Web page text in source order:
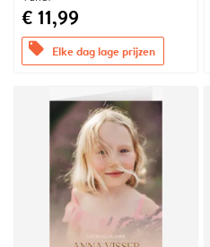
€ 11,99
offers Elke dag lage prijzen